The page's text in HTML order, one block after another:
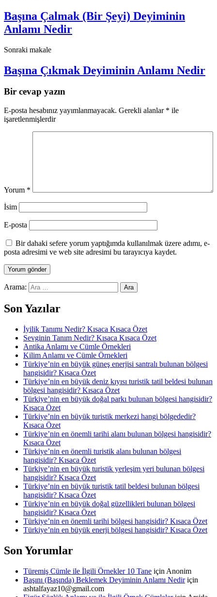
Başına Çalmak (Bir Şeyi) Deyiminin
Anlamı Nedir
Sonraki makale
Başına Çıkmak Deyiminin Anlamı Nedir
Bir cevap yazın
E-posta hesabınız yayımlanmayacak. Gerekli alanlar * ile
işaretlenmişlerdir
Yorum *
İsim
E-posta
Bir dahaki sefere yorum yaptığımda kullanılmak üzere adımı, e-
posta adresimi ve web site adresimi bu tarayıcıya kaydet.
Arama:
Son Yazılar
İyilik Tanımı Nedir? Kısaca Kısaca Özet
Sevginin Tanım Nedir? Kısaca Kısaca Özet
Antika Anlamı ve Cümle Örnekleri
Kilim Anlamı ve Cümle Örnekleri
Türkiye’nin en büyük güneş enerjisi santralı bulunan bölgesi
hangisidir? Kısaca Özet
Türkiye’nin en büyük deniz kıyısı turistik tatil beldesi bulunan
bölgesi hangisidir? Kısaca Özet
Türkiye’nin en büyük doğal parkı bulunan bölgesi hangisidir?
Kısaca Özet
Türkiye’nin en büyük turistik merkezi hangi bölgededir?
Kısaca Özet
Türkiye’nin en önemli tarihi alanı bulunan bölgesi hangisidir?
Kısaca Özet
Türkiye’nin en önemli turistik alanı bulunan bölgesi
hangisidir? Kısaca Özet
Türkiye’nin en büyük turistik yerleşim yeri bulunan bölgesi
hangisidir? Kısaca Özet
Türkiye’nin en büyük turistik tatil beldesi bulunan bölgesi
hangisidir? Kısaca Özet
Türkiye’nin en büyük doğal güzellikleri bulunan bölgesi
hangisidir? Kısaca Özet
Türkiye’nin en önemli tarihi bölgesi hangisidir? Kısaca Özet
Türkiye’nin en büyük enerji bölgesi hangisidir? Kısaca Özet
Son Yorumlar
Türemiş Cümle ile İlgili Örnekler 10 Tane için Anonim
Başını (Başında) Beklemek Deyiminin Anlamı Nediriçin
ashtalfayaz10@gmail.com